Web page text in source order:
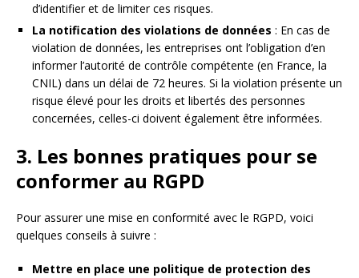
d’identifier et de limiter ces risques.
La notification des violations de données : En cas de
violation de données, les entreprises ont l’obligation d’en
informer l’autorité de contrôle compétente (en France, la
CNIL) dans un délai de 72 heures. Si la violation présente un
risque élevé pour les droits et libertés des personnes
concernées, celles-ci doivent également être informées.
3. Les bonnes pratiques pour se
conformer au RGPD
Pour assurer une mise en conformité avec le RGPD, voici
quelques conseils à suivre :
Mettre en place une politique de protection des